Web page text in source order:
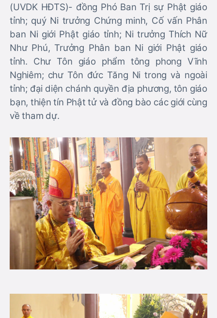
(UVDK HĐTS)- đồng Phó Ban Trị sự Phật giáo
tỉnh; quý Ni trưởng Chứng minh, Cố vấn Phân
ban Ni giới Phật giáo tỉnh; Ni trưởng Thích Nữ
Như Phú, Trưởng Phân ban Ni giới Phật giáo
tỉnh. Chư Tôn giáo phẩm tông phong Vĩnh
Nghiêm; chư Tôn đức Tăng Ni trong và ngoài
tỉnh; đại diện chánh quyền địa phương, tôn giáo
bạn, thiện tín Phật tử và đồng bào các giới cùng
về tham dự.